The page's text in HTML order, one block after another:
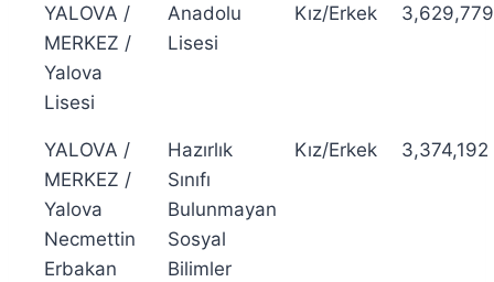
YALOVA /
MERKEZ /
Yalova
Lisesi
Anadolu
Lisesi
Kız/Erkek 3,629,779
YALOVA /
MERKEZ /
Yalova
Necmettin
Erbakan
Hazırlık
Sınıfı
Bulunmayan
Sosyal
Bilimler
Kız/Erkek 3,374,192